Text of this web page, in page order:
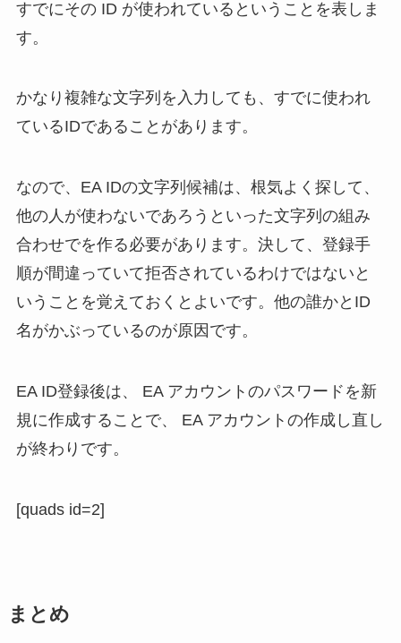
すでにその ID が使われているということを表しま
す。
かなり複雑な文字列を入力しても、すでに使われ
ているIDであることがあります。
なので、EA IDの文字列候補は、根気よく探して、
他の人が使わないであろうといった文字列の組み
合わせでを作る必要があります。決して、登録手
順が間違っていて拒否されているわけではないと
いうことを覚えておくとよいです。他の誰かとID
名がかぶっているのが原因です。
EA ID登録後は、 EA アカウントのパスワードを新
規に作成することで、 EA アカウントの作成し直し
が終わりです。
[quads id=2]
まとめ